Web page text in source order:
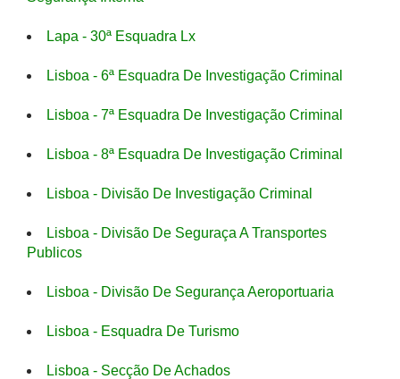
Lapa - 30ª Esquadra Lx
Lisboa - 6ª Esquadra De Investigação Criminal
Lisboa - 7ª Esquadra De Investigação Criminal
Lisboa - 8ª Esquadra De Investigação Criminal
Lisboa - Divisão De Investigação Criminal
Lisboa - Divisão De Seguraça A Transportes
Publicos
Lisboa - Divisão De Segurança Aeroportuaria
Lisboa - Esquadra De Turismo
Lisboa - Secção De Achados